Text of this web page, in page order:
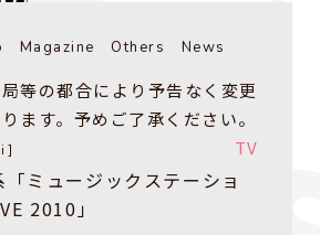
Magazine Others News
等の都合により予告なく変更
ます。予めご了承ください。
TV
ミュージックステーショ
2010」